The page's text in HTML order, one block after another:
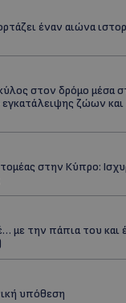
έναν αιώνα
στον δρόμο μέσα
εγκατάλειψης ζώων
στην Κύπρο:
με την πάπια του και
υπόθεση